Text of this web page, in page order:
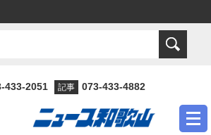
433-2051 記事 073-433-4882